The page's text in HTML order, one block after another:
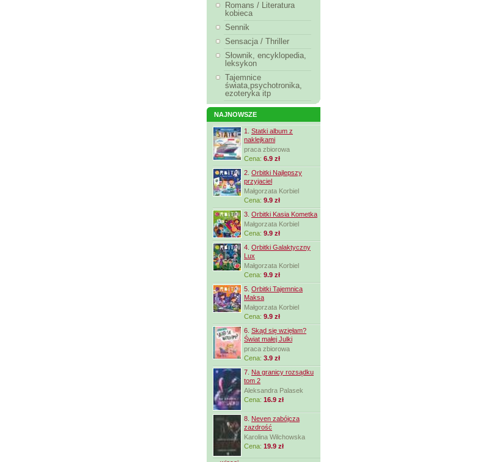
Romans / Literatura
kobieca
Sennik
Sensacja / Thriller
Słownik, encyklopedia,
leksykon
Tajemnice
świata,psychotronika,
ezoteryka itp
NAJNOWSZE
1. Statki album z
naklejkami
praca zbiorowa
Cena: 6.9 zł
2. Orbitki Najlepszy
przyjaciel
Małgorzata Korbiel
Cena: 9.9 zł
3. Orbitki Kasia Kometka
Małgorzata Korbiel
Cena: 9.9 zł
4. Orbitki Galaktyczny
Lux
Małgorzata Korbiel
Cena: 9.9 zł
5. Orbitki Tajemnica
Maksa
Małgorzata Korbiel
Cena: 9.9 zł
6. Skąd się wzięłam?
Świat małej Julki
praca zbiorowa
Cena: 3.9 zł
7. Na granicy rozsądku
tom 2
Aleksandra Palasek
Cena: 16.9 zł
8. Neven zabójcza
zazdrość
Karolina Wilchowska
Cena: 19.9 zł